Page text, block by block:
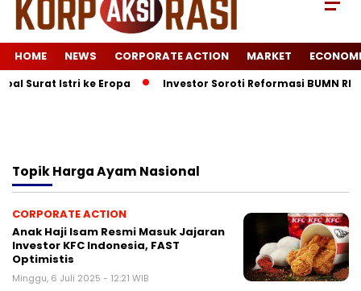
HOME NEWS CORPORATE ACTION MARKET
Surat Istri ke Eropa Investor Soroti Reformasi BUMN RI:
TopikHarga Ayam Nasional
CORPORATE ACTION
Anak Haji Isam Resmi Masuk Jajaran
Investor KFC Indonesia, FAST
Optimistis
Minggu, 6 Juli 2025 - 12:21 WIB